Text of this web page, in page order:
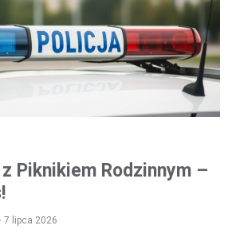
Piknikiem Rodzinnym –
7 lipca 2026